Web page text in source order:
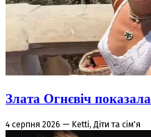
Злата Огнєвіч
4 серпня 2026 — Ketti, Діти та сім'я